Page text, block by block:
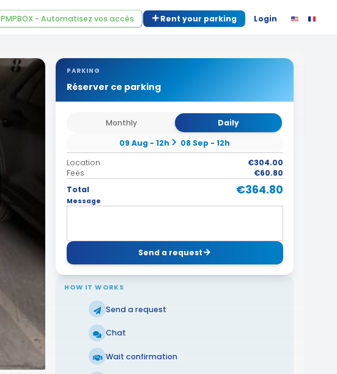
PMPBOX - Automatisez vos accès Rent your parking Login
PARKING
Réserver ce parking
Monthly
Daily
09 Aug - 12h
08 Sep - 12h
Location
€304.00
Fees
€60.80
Total
€364.80
Message
Send a request
HOW IT WORKS
Send a request
Chat
Wait confirmation